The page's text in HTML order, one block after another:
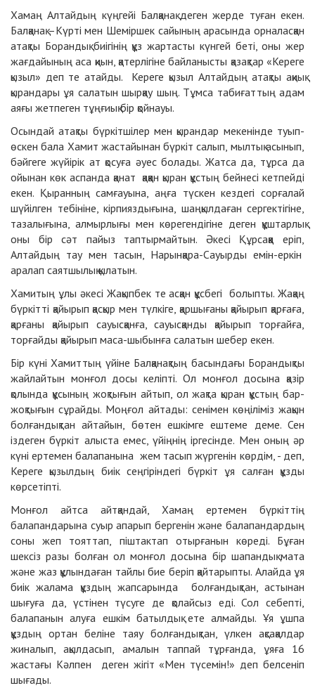
Хамаң Алтайдың күңгейі Балқанақ деген жерде туған екен.
Балқанақ –Күрті мен Шеміршек сайының арасында орналасқан
атақты Борандық биігінің құз жартасты күнгей беті, оны жер
жағдайының аса қиын, қатерлігіне байланысты қазақтар «Кереге
қызыл» деп те атайды. Кереге қызыл Алтайдың атақты ақиық
қырандары ұя салатын шырқау шың. Тұмса табиғаттың адам
аяғы жетпеген тұңғиық бір қойнауы.
Осындай атақты бүркітшілер мен қырандар мекенінде туып-
өскен бала Хамит жастайынан бүркіт салып, мылтық асынып,
бәйгеге жүйірік ат қосуға әуес болады. Жатса да, тұрса да
ойынан көк аспанда қанат қаққан қыран құстың бейнесі кетпейді
екен. Қыранның самғауына, аңға түскен кездегі сорғалай
шүйілген тебініне, кірпияздығына, шаңқылдаған сергектігіне,
тазалығына, алмырлығы мен көрегендігіне деген құштарлық
оны бір сәт пайыз таптырмайтын. Әкесі Құрсаққа еріп,
Алтайдың тау мен тасын, Нарынқара-Сауырды емін-еркін
аралап саятшылық қылатын.
Хамитың ұлы әкесі Жақыпбек те асқан құсбегі болыпты. Жақаң
бүркітті қайырып қасқыр мен түлкіге, қаршығаны қайырып қарғаға,
қарғаны қайырып сауысқанға, сауысқанды қайырып торғайға,
торғайды қайырып маса-шыбынға салатын шебер екен.
Бір күні Хамиттың үйіне Балқанақтың басындағы Борандықты
жайлайтын монғол досы келіпті. Ол монғол досына қазір
қолында құсының жоқтығын айтып, ол жақта қыран құстың бар-
жоқтығын сұрайды. Моңғол айтады: сенімен көңіліміз жақын
болғандықтан айтайын, бөтен ешкімге ештеме деме. Сен
іздеген бүркіт алыста емес, үйіңнің іргесінде. Мен оның әр
күні ертемен балапанына жем тасып жүргенін көрдім, - деп,
Кереге қызылдың биік сеңгіріндегі бүркіт ұя салған құзды
көрсетіпті.
Монғол айтса айтқандай, Хамаң ертемен бүркіттің
балапандарына суыр апарып бергенін және балапандардың
соны жеп тояттап, піштактап отырғанын көреді. Бұған
шексіз разы болған ол монғол досына бір шапандық мата
және жаз құлындаған тайлы бие беріп қайтарыпты. Алайда ұя
биік жалама құздың жапсарында болғандықтан, астынан
шығуға да, үстінен түсуге де қолайсыз еді. Сол себепті,
балапанын алуға ешкім батылдық ете алмайды. Ұя ұшпа
құздың ортан беліне таяу болғандықтан, үлкен ақсақалдар
жиналып, ақылдасып, амалын таппай тұрғанда, ұяға 16
жастағы Кәлпен деген жігіт «Мен түсемін!» деп белсеніп
шығады.